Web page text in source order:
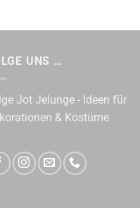
UNS …
Jot Jelunge - Ideen für
& Kostüme